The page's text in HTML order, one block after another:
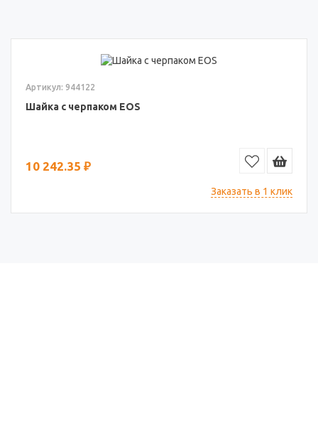
Артикул: 944122
Шайка с черпаком EOS
10 242.35 ₽
Заказать в 1 клик